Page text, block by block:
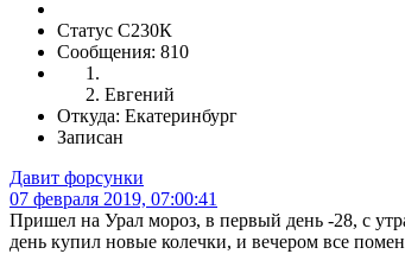
Статус С230К
Сообщения: 810
Евгений
Откуда: Екатеринбург
Записан
Давит форсунки
07 февраля 2019, 07:00:41
Пришел на Урал мороз, в первый день -28, с
день купил новые колечки, и вечером все